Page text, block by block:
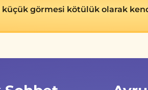
görmesi kötülük olarak